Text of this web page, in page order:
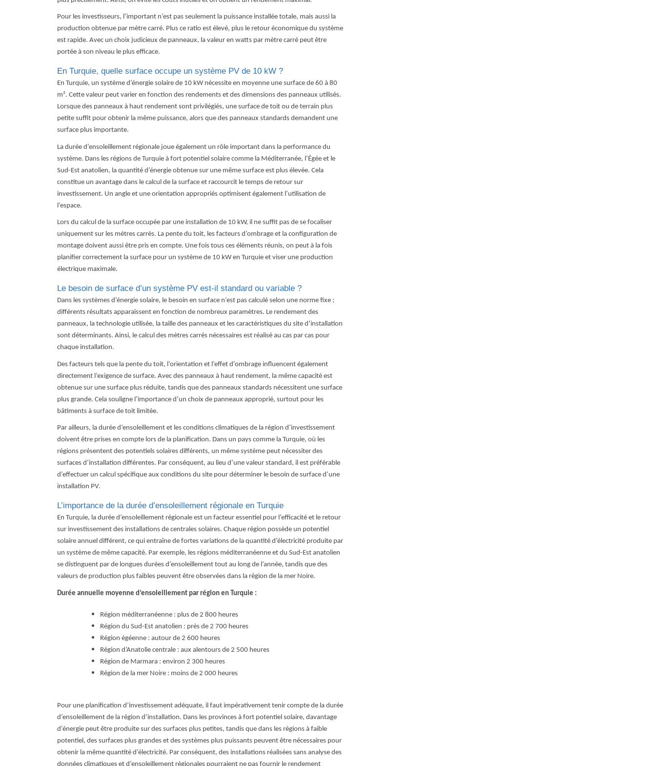
Pour les investisseurs, l’important n’est pas seulement la puissance installée totale, mais aussi la
production obtenue par mètre carré. Plus ce ratio est élevé, plus le retour économique du système
est rapide. Avec un choix judicieux de panneaux, la valeur en watts par mètre carré peut être
portée à son niveau le plus efficace.
En Turquie, quelle surface occupe un système PV de 10 kW ?
En Turquie, un système d’énergie solaire de 10 kW nécessite en moyenne une surface de 60 à 80
m². Cette valeur peut varier en fonction des rendements et des dimensions des panneaux utilisés.
Lorsque des panneaux à haut rendement sont privilégiés, une surface de toit ou de terrain plus
petite suffit pour obtenir la même puissance, alors que des panneaux standards demandent une
surface plus importante.
La durée d’ensoleillement régionale joue également un rôle important dans la performance du
système. Dans les régions de Turquie à fort potentiel solaire comme la Méditerranée, l’Égée et le
Sud-Est anatolien, la quantité d’énergie obtenue sur une même surface est plus élevée. Cela
constitue un avantage dans le calcul de la surface et raccourcit le temps de retour sur
investissement. Un angle et une orientation appropriés optimisent également l’utilisation de
l’espace.
Lors du calcul de la surface occupée par une installation de 10 kW, il ne suffit pas de se focaliser
uniquement sur les mètres carrés. La pente du toit, les facteurs d’ombrage et la configuration de
montage doivent aussi être pris en compte. Une fois tous ces éléments réunis, on peut à la fois
planifier correctement la surface pour un système de 10 kW en Turquie et viser une production
électrique maximale.
Le besoin de surface d’un système PV est-il standard ou variable ?
Dans les systèmes d’énergie solaire, le besoin en surface n’est pas calculé selon une norme fixe ;
différents résultats apparaissent en fonction de nombreux paramètres. Le rendement des
panneaux, la technologie utilisée, la taille des panneaux et les caractéristiques du site d’installation
sont déterminants. Ainsi, le calcul des mètres carrés nécessaires est réalisé au cas par cas pour
chaque installation.
Des facteurs tels que la pente du toit, l’orientation et l’effet d’ombrage influencent également
directement l’exigence de surface. Avec des panneaux à haut rendement, la même capacité est
obtenue sur une surface plus réduite, tandis que des panneaux standards nécessitent une surface
plus grande. Cela souligne l’importance d’un choix de panneaux approprié, surtout pour les
bâtiments à surface de toit limitée.
Par ailleurs, la durée d’ensoleillement et les conditions climatiques de la région d’investissement
doivent être prises en compte lors de la planification. Dans un pays comme la Turquie, où les
régions présentent des potentiels solaires différents, un même système peut nécessiter des
surfaces d’installation différentes. Par conséquent, au lieu d’une valeur standard, il est préférable
d’effectuer un calcul spécifique aux conditions du site pour déterminer le besoin de surface d’une
installation PV.
L’importance de la durée d’ensoleillement régionale en Turquie
En Turquie, la durée d’ensoleillement régionale est un facteur essentiel pour l’efficacité et le retour
sur investissement des installations de centrales solaires. Chaque région possède un potentiel
solaire annuel différent, ce qui entraîne de fortes variations de la quantité d’électricité produite par
un système de même capacité. Par exemple, les régions méditerranéenne et du Sud-Est anatolien
se distinguent par de longues durées d’ensoleillement tout au long de l’année, tandis que des
valeurs de production plus faibles peuvent être observées dans la région de la mer Noire.
Durée annuelle moyenne d’ensoleillement par région en Turquie :
Région méditerranéenne : plus de 2 800 heures
Région du Sud-Est anatolien : près de 2 700 heures
Région égéenne : autour de 2 600 heures
Région d’Anatolie centrale : aux alentours de 2 500 heures
Région de Marmara : environ 2 300 heures
Région de la mer Noire : moins de 2 000 heures
Pour une planification d’investissement adéquate, il faut impérativement tenir compte de la durée
d’ensoleillement de la région d’installation. Dans les provinces à fort potentiel solaire, davantage
d’énergie peut être produite sur des surfaces plus petites, tandis que dans les régions à faible
potentiel, des surfaces plus grandes et des systèmes plus puissants peuvent être nécessaires pour
obtenir la même quantité d’électricité. Par conséquent, des installations réalisées sans analyse des
données climatiques et d’ensoleillement régionales pourraient ne pas fournir le rendement